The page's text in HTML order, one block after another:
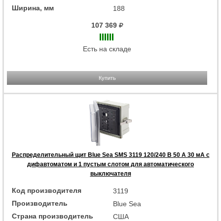
Ширина, мм
188
107 369
Есть на складе
Купить
Распределительный щит Blue Sea SMS 3119 120/240 В 50 А 30 мА с
дифавтоматом и 1 пустым слотом для автоматического
выключателя
Код производителя
3119
Производитель
Blue Sea
Страна производитель
США